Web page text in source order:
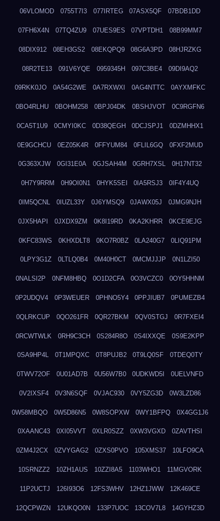
06VLOMOD 0755T7I3 077IRTEG 07ASX5QF 07BDB1DD
07FH6X4N 07TQ4ZU9 07UES9ES 07VPTDH1 08B99MM7
08DIX912 08EH3GS2 08EKQPQ9 08G6A3PD 08HJRZKG
08R2TE13 091V6YQE 0959345H 097C3BE4 09DI9AQ2
09RKK0JO 0A54G2WE 0A7RXWXI 0AG4NTTC 0AYXMFKC
0BO4RLHU 0BOHM258 0BPJ04DK 0BSHJVOT 0C9RGFN6
0CA5T1U9 0CMYI0KC 0D38QEGH 0DCJSPJ1 0DZMHHX1
0E9GCHCU 0EZ05K4R 0FFYUM84 0FLIL6GQ 0FXF2MUD
0G363XJW 0GI31E0A 0GJSAH4M 0GRH7XSL 0H17NT32
0H7Y9RRM 0H9OI0N1 0HYK5SEI 0IA5RSJ3 0IF4Y4UQ
0IM5QCNL 0IUZL33Y 0J6YMSQ9 0JAWX05J 0JMG9NJH
0JX5HAPI 0JXDX9ZM 0K8I19RD 0KA2KHRR 0KCE9EJG
0KFC83WS 0KHXDLT8 0KO7R0BZ 0LA240G7 0LIQ91PM
0LPY3G1Z 0LTLQ0B4 0M40H0CT 0MCMJJJP 0N1LZI50
0NALSI2P 0NFM8HBQ 0O1D2CFA 0O3VCZC0 0OY5HHNM
0P2UDQV4 0P3WEUER 0PHNO5Y4 0PPJIUB7 0PUMEZB4
0QLRKCUP 0QO261FR 0QR27BKM 0QV0STGJ 0R7FXEI4
0RCWTWLK 0RH9C3CH 0S284R8O 0S4IXXQE 0S9E2KPP
0SA9HP4L 0T1MPQXC 0T8PUJB2 0T9LQ0SF 0TDEQ0TY
0TWV72OF 0U01AD7B 0U56W7B0 0UDKWD5I 0UELVNFD
0V2IXSF4 0V3N6SQF 0VJAC930 0VY5ZG3D 0W3LZD86
0W58MBQO 0W5D86N5 0W8SOPXW 0WY1BFPQ 0X4GG1J6
0XAANC43 0XI05VVT 0XLR0SZZ 0XW3VGXD 0ZAVTHSI
0ZM4J2CX 0ZVYGAG2 0ZXS0PVO 105XMS37 10LFO9CA
10SRNZZ2 10ZH1AUS 10ZZI8A5 1103WHO1 11MGVORK
11P2UCTJ 126I93O6 12FS3WHV 12HZ1JWW 12K469CE
12QCPWZN 12UKQO0N 133P7UOC 13COV7L8 14GYHZ3D